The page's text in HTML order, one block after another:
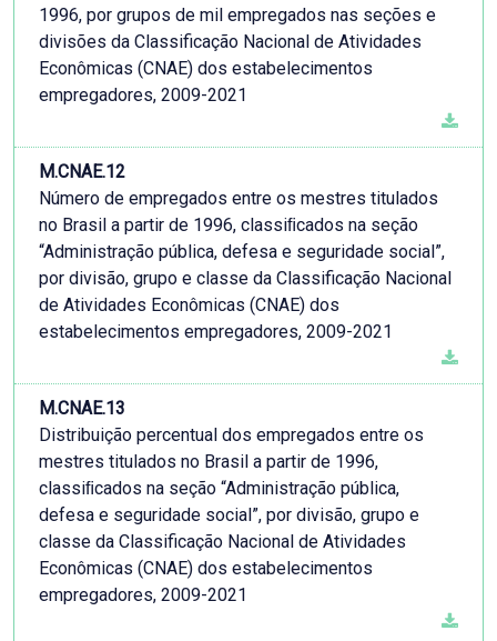
1996, por grupos de mil empregados nas seções e
divisões da Classificação Nacional de Atividades
Econômicas (CNAE) dos estabelecimentos
empregadores, 2009-2021
M.CNAE.12
Número de empregados entre os mestres titulados
no Brasil a partir de 1996, classiﬁcados na seção
“Administração pública, defesa e seguridade social”,
por divisão, grupo e classe da Classificação Nacional
de Atividades Econômicas (CNAE) dos
estabelecimentos empregadores, 2009-2021
M.CNAE.13
Distribuição percentual dos empregados entre os
mestres titulados no Brasil a partir de 1996,
classiﬁcados na seção “Administração pública,
defesa e seguridade social”, por divisão, grupo e
classe da Classificação Nacional de Atividades
Econômicas (CNAE) dos estabelecimentos
empregadores, 2009-2021